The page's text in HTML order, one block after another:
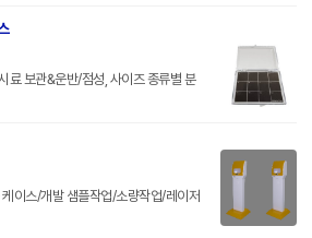
보관&운반/점성, 사이즈 종류별 분
이스/개발 샘플작업/소량작업/레이저